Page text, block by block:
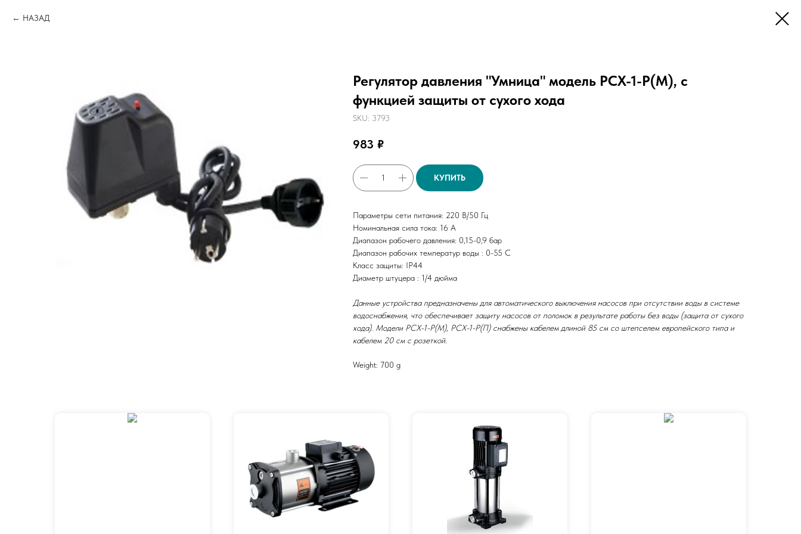
НАЗАД
Регулятор давления "Умница" модель РСХ-1-Р(М), с
функцией защиты от сухого хода
SKU: 3793
983 ₽
КУПИТЬ
Параметры сети питания: 220 В/50 Гц
Номинальная сила тока: 16 А
Диапазон рабочего давления: 0,15-0,9 бар
Диапазон рабочих температур воды : 0-55 С
Класс защиты: IP44
Диаметр штуцера : 1/4 дюйма
Данные устройства предназначены для автоматического выключения насосов при отсутствии воды в системе
водоснабжения, что обеспечивает защиту насосов от поломок в результате работы без воды (защита от сухого
хода). Модели РСХ-1-Р(М), РСХ-1-Р(П) снабжены кабелем длиной 85 см со штепселем европейского типа и
кабелем 20 см с розеткой.
Weight: 700 g